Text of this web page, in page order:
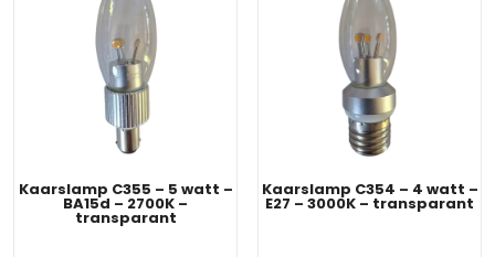
Kaarslamp C355 – 5 watt –
BA15d – 2700K –
transparant
Kaarslamp C354 – 4 watt –
E27 – 3000K – transparant